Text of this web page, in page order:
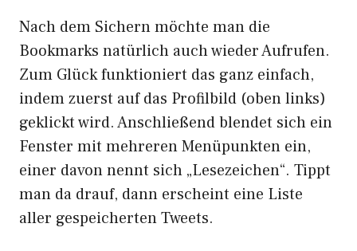
Nach dem Sichern möchte man die
Bookmarks natürlich auch wieder Aufrufen.
Zum Glück funktioniert das ganz einfach,
indem zuerst auf das Profilbild (oben links)
geklickt wird. Anschließend blendet sich ein
Fenster mit mehreren Menüpunkten ein,
einer davon nennt sich „Lesezeichen“. Tippt
man da drauf, dann erscheint eine Liste
aller gespeicherten Tweets.